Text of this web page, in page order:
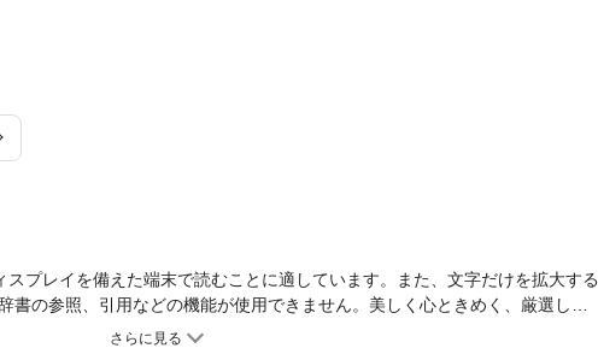
プレイを備えた端末で読むことに適しています。また、文字だけを拡大する
書の参照、引用などの機能が使用できません。美しく心ときめく、厳選した
物館での、ときめきの思い出を形にしたミュージアムグッズ。本書では、ひ